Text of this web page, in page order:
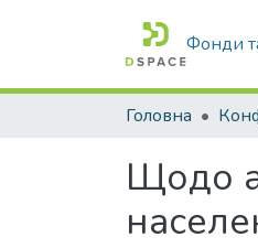
Фонди
Головна
Щодо